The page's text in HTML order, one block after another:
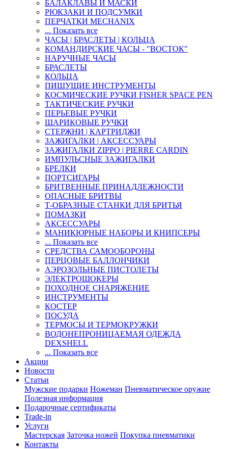
БАЛАКЛАВЫ И МАСКИ
РЮКЗАКИ И ПОДСУМКИ
ПЕРЧАТКИ MECHANIX
... Показать все
ЧАСЫ | БРАСЛЕТЫ | КОЛЬЦА
КОМАНДИРСКИЕ ЧАСЫ - "ВОСТОК"
НАРУЧНЫЕ ЧАСЫ
БРАСЛЕТЫ
КОЛЬЦА
ПИШУЩИЕ ИНСТРУМЕНТЫ
КОСМИЧЕСКИЕ РУЧКИ FISHER SPACE PEN
ТАКТИЧЕСКИЕ РУЧКИ
ПЕРЬЕВЫЕ РУЧКИ
ШАРИКОВЫЕ РУЧКИ
СТЕРЖНИ | КАРТРИДЖИ
ЗАЖИГАЛКИ | АКСЕССУАРЫ
ЗАЖИГАЛКИ ZIPPO | PIERRE CARDIN
ИМПУЛЬСНЫЕ ЗАЖИГАЛКИ
БРЕЛКИ
ПОРТСИГАРЫ
БРИТВЕННЫЕ ПРИНАДЛЕЖНОСТИ
ОПАСНЫЕ БРИТВЫ
Т-ОБРАЗНЫЕ СТАНКИ ДЛЯ БРИТЬЯ
ПОМАЗКИ
АКСЕССУАРЫ
МАНИКЮРНЫЕ НАБОРЫ И КНИПСЕРЫ
... Показать все
СРЕДСТВА САМООБОРОНЫ
ПЕРЦОВЫЕ БАЛЛОНЧИКИ
АЭРОЗОЛЬНЫЕ ПИСТОЛЕТЫ
ЭЛЕКТРОШОКЕРЫ
ПОХОДНОЕ СНАРЯЖЕНИЕ
ИНСТРУМЕНТЫ
КОСТЕР
ПОСУДА
ТЕРМОСЫ И ТЕРМОКРУЖКИ
ВОДОНЕПРОНИЦАЕМАЯ ОДЕЖДА
DEXSHELL
... Показать все
Акции
Новости
Статьи
Мужские подарки Ножеман Пневматическое оружие
Полезная информация
Подарочные сертификаты
Trade-in
Услуги
Мастерская Заточка ножей Покупка пневматики
Контакты